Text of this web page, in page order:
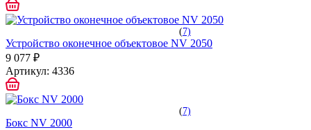
(7)
Устройство оконечное объектовое NV 2050
9 077 ₽
Артикул: 4336
(7)
Бокс NV 2000